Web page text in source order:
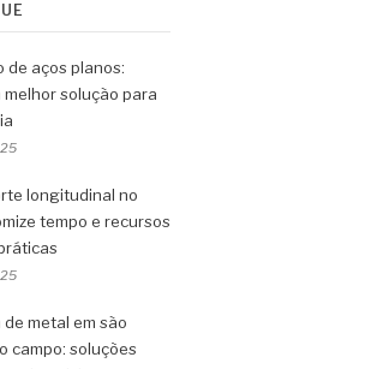
de aços planos:
melhor solução para
longitudinal no
tempo e recursos
metal em são
campo: soluções